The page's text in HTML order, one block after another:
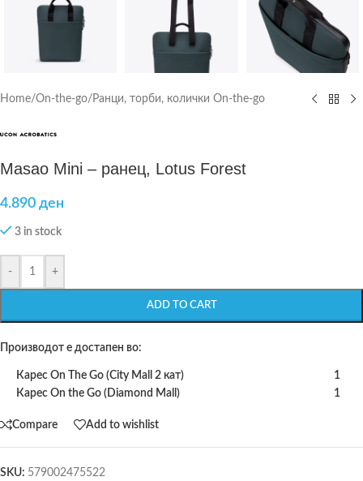
Home/On-the-go/ Ранци, торби, колички On-the-go
Masao Mini – ранец, Lotus Forest
4.890 ден
3 in stock
- +
ADD TO CART
Производот е достапен во:
Карес On The Go (City Mall 2 кат)
1
Карес On the Go (Diamond Mall)
1
Compare Add to wishlist
SKU: 579002475522